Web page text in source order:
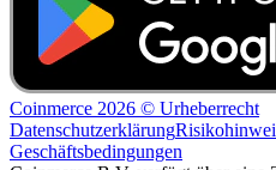
Coinmerce 2026 © Urheberrecht
Datenschutzerklärung
Geschäftsbedingungen